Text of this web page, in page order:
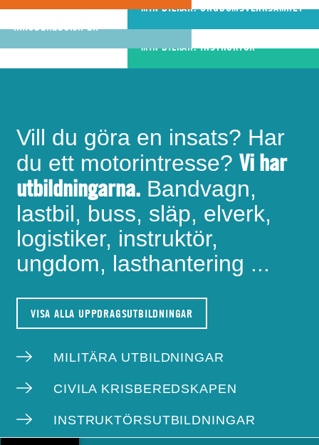
MIN BILKÅR: UNGDOMSVERKSAMHET
MIN BILKÅR: CIVILA
KRISBEREDSKAPEN
riktigt bra
bandvagnsförare
MIN BILKÅR: INSTRUKTÖR
Vill du göra en insats? Har
du ett motorintresse? Vi har
utbildningarna. Bandvagn,
lastbil, buss, släp, elverk,
logistiker, instruktör,
ungdom, lasthantering ...
VISA ALLA UPPDRAGSUTBILDNINGAR
MILITÄRA UTBILDNINGAR
CIVILA KRISBEREDSKAPEN
INSTRUKTÖRSUTBILDNINGAR